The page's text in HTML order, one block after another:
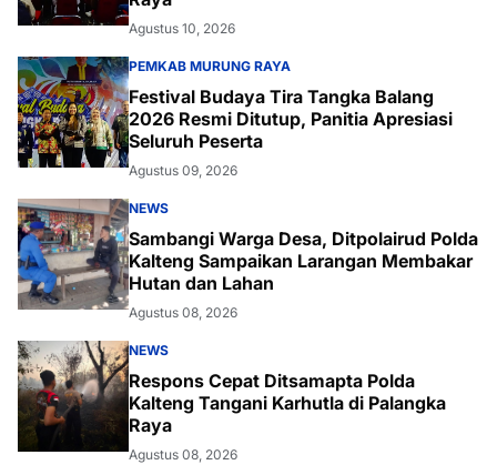
Agustus 10, 2026
PEMKAB MURUNG RAYA
Festival Budaya Tira Tangka Balang
2026 Resmi Ditutup, Panitia Apresiasi
Seluruh Peserta
Agustus 09, 2026
NEWS
Sambangi Warga Desa, Ditpolairud Polda
Kalteng Sampaikan Larangan Membakar
Hutan dan Lahan
Agustus 08, 2026
NEWS
Respons Cepat Ditsamapta Polda
Kalteng Tangani Karhutla di Palangka
Raya
Agustus 08, 2026